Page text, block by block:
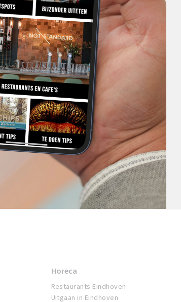
Horeca
Restaurants Eindhoven
Uitgaan in Eindhoven